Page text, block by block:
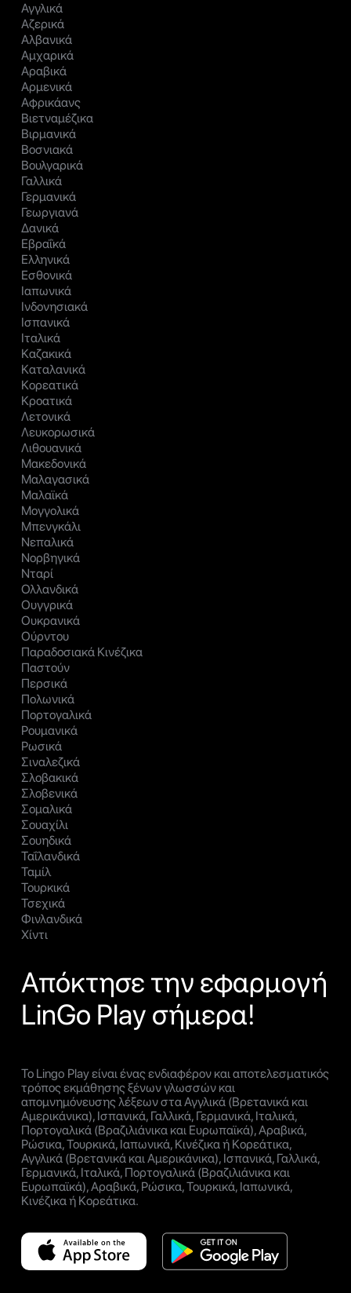
Αγγλικά
Αζερικά
Αλβανικά
Αμχαρικά
Αραβικά
Αρμενικά
Αφρικάανς
Βιετναμέζικα
Βιρμανικά
Βοσνιακά
Βουλγαρικά
Γαλλικά
Γερμανικά
Γεωργιανά
Δανικά
Εβραΐκά
Ελληνικά
Εσθονικά
Ιαπωνικά
Ινδονησιακά
Ισπανικά
Ιταλικά
Καζακικά
Καταλανικά
Κορεατικά
Κροατικά
Λετονικά
Λευκορωσικά
Λιθουανικά
Μακεδονικά
Μαλαγασικά
Μαλαϊκά
Μογγολικά
Μπενγκάλι
Νεπαλικά
Νορβηγικά
Νταρί
Ολλανδικά
Ουγγρικά
Ουκρανικά
Ούρντου
Παραδοσιακά Κινέζικα
Παστούν
Περσικά
Πολωνικά
Πορτογαλικά
Ρουμανικά
Ρωσικά
Σιναλεζικά
Σλοβακικά
Σλοβενικά
Σομαλικά
Σουαχίλι
Σουηδικά
Ταΐλανδικά
Ταμίλ
Τουρκικά
Τσεχικά
Φινλανδικά
Χίντι
Απόκτησε την εφαρμογή
LinGo Play σήμερα!
Το Lingo Play είναι ένας ενδιαφέρον και αποτελεσματικός
τρόπος εκμάθησης ξένων γλωσσών και
απομνημόνευσης λέξεων στα Αγγλικά (Βρετανικά και
Αμερικάνικα), Ισπανικά, Γαλλικά, Γερμανικά, Ιταλικά,
Πορτογαλικά (Βραζιλιάνικα και Ευρωπαϊκά), Αραβικά,
Ρώσικα, Τουρκικά, Ιαπωνικά, Κινέζικα ή Κορεάτικα,
Αγγλικά (Βρετανικά και Αμερικάνικα), Ισπανικά, Γαλλικά,
Γερμανικά, Ιταλικά, Πορτογαλικά (Βραζιλιάνικα και
Ευρωπαϊκά), Αραβικά, Ρώσικα, Τουρκικά, Ιαπωνικά,
Κινέζικα ή Κορεάτικα.